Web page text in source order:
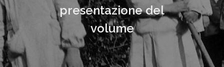
presentazione del
volume